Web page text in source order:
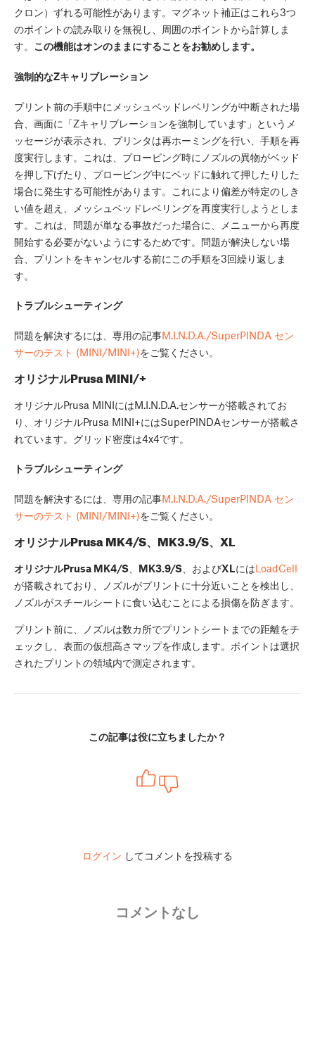
クロン）ずれる可能性があります。マグネット補正はこれら3つ
のポイントの読み取りを無視し、周囲のポイントから計算しま
す。 この機能はオンのままにすることをお勧めします。
強制的なZキャリブレーション
プリント前の手順中にメッシュベッドレベリングが中断された場
合、画面に「Zキャリブレーションを強制しています」というメ
ッセージが表示され、プリンタは再ホーミングを行い、手順を再
度実行します。これは、プロービング時にノズルの異物がベッド
を押し下げたり、プロービング中にベッドに触れて押したりした
場合に発生する可能性があります。これにより偏差が特定のしき
い値を超え、メッシュベッドレベリングを再度実行しようとしま
す。これは、問題が単なる事故だった場合に、メニューから再度
開始する必要がないようにするためです。問題が解決しない場
合、プリントをキャンセルする前にこの手順を3回繰り返しま
す。
トラブルシューティング
問題を解決するには、専用の記事M.I.N.D.A./SuperPINDA セン
サーのテスト (MINI/MINI+)をご覧ください。
オリジナルPrusa MINI/+
オリジナルPrusa MINIにはM.I.N.D.A.センサーが搭載されてお
り、オリジナルPrusa MINI+にはSuperPINDAセンサーが搭載さ
れています。グリッド密度は4x4です。
トラブルシューティング
問題を解決するには、専用の記事M.I.N.D.A./SuperPINDA セン
サーのテスト (MINI/MINI+)をご覧ください。
オリジナルPrusa MK4/S、MK3.9/S、XL
オリジナルPrusa MK4/S MK3.9/S 、およびXL にはLoadCell
が搭載されており、ノズルがプリントに十分近いことを検出し、
ノズルがスチールシートに食い込むことによる損傷を防ぎます。
プリント前に、ノズルは数カ所でプリントシートまでの距離をチ
ェックし、表面の仮想高さマップを作成します。ポイントは選択
されたプリントの領域内で測定されます。
この記事は役に立ちましたか？
ログイン してコメントを投稿する
コメントなし